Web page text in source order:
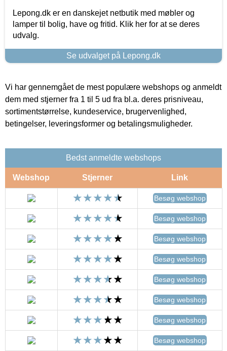
Lepong.dk er en danskejet netbutik med møbler og
lamper til bolig, have og fritid. Klik her for at se deres
udvalg.
Se udvalget på Lepong.dk
Vi har gennemgået de mest populære webshops og anmeldt
dem med stjerner fra 1 til 5 ud fra bl.a. deres prisniveau,
sortimentstørrelse, kundeservice, brugervenlighed,
betingelser, leveringsformer og betalingsmuligheder.
Bedst anmeldte webshops
Webshop Stjerner Link
Besøg webshop
Besøg webshop
Besøg webshop
Besøg webshop
Besøg webshop
Besøg webshop
Besøg webshop
Besøg webshop